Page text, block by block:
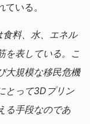
いる。
食料、水、エネル
を表している。こ
大規模な移民危機
とって3Dプリン
る手段なのであ